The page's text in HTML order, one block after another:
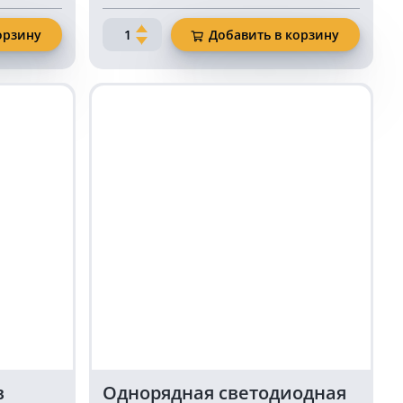
Количество
Вспышка
маяк
Добавить в корзину
Однорядная светодиодная